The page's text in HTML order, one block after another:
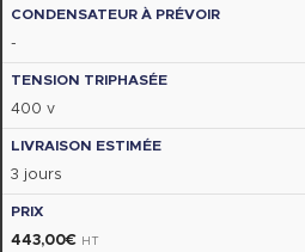
-
400 v
3 jours
443,00€ HT